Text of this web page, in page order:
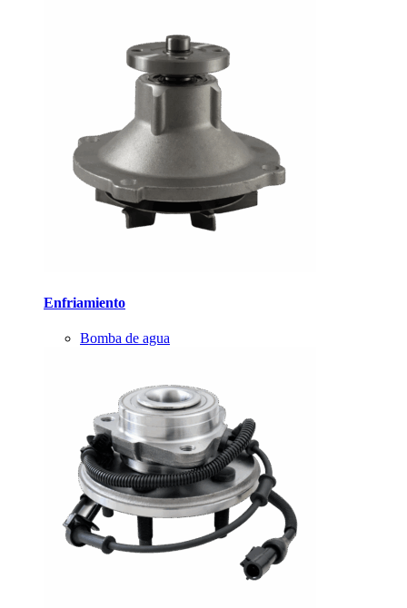
Enfriamiento
Bomba de agua